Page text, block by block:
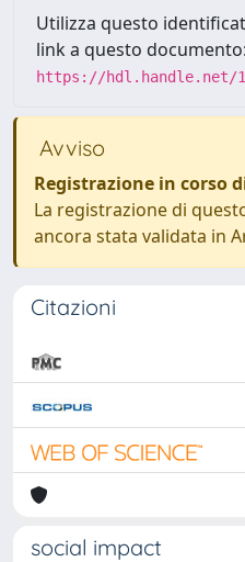
Utilizza questo
link a questo documento:
https://hdl.handle.net/
Avviso
Registrazione in corso
La registrazione di
ancora stata validata in
Citazioni
social impact